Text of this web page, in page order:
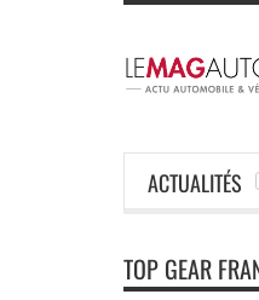
ACTUALITÉS
TOP GEAR